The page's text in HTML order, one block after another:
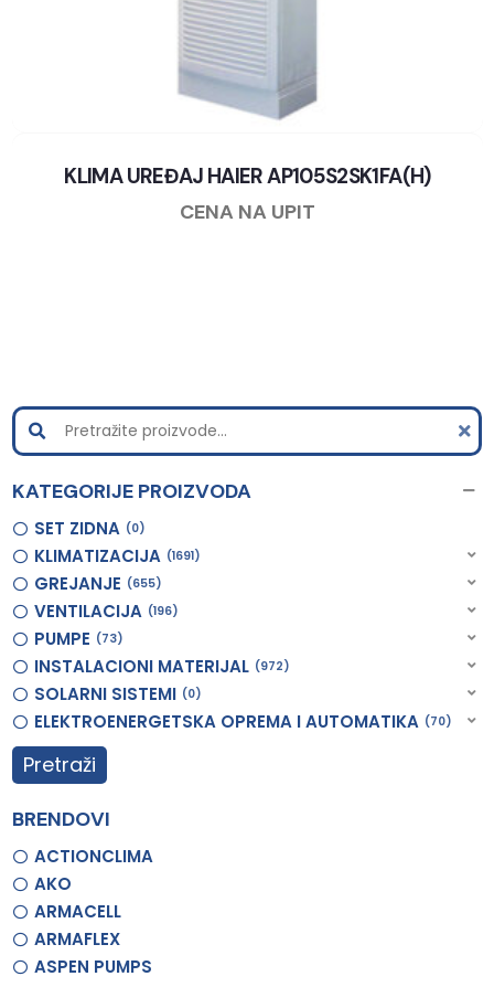
KLIMA UREĐAJ HAIER AP105S2SK1FA(H)
CENA NA UPIT
KATEGORIJE PROIZVODA
SET ZIDNA 0
KLIMATIZACIJA 1691
GREJANJE 655
VENTILACIJA 196
PUMPE 73
INSTALACIONI MATERIJAL 972
SOLARNI SISTEMI 0
ELEKTROENERGETSKA OPREMA I AUTOMATIKA 70
Pretraži
BRENDOVI
ACTIONCLIMA
AKO
ARMACELL
ARMAFLEX
ASPEN PUMPS